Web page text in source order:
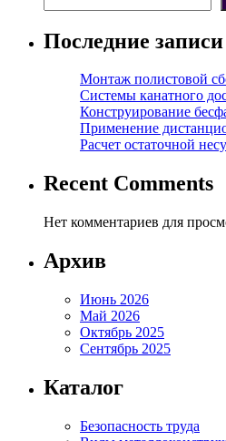
Последние записи
Монтаж полистовой
Системы канатного
Конструирование
Применение
Расчет остаточной
Recent Comments
Нет комментариев для
Архив
Июнь 2026
Май 2026
Октябрь 2025
Сентябрь 2025
Каталог
Безопасность труда